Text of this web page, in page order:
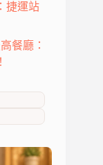
捷運站
餐廳：